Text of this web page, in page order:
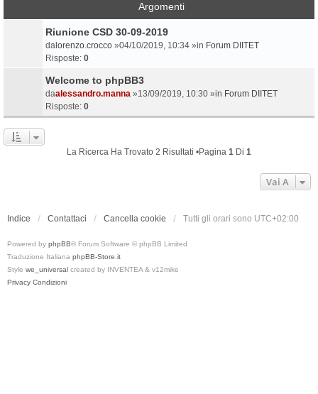
Argomenti
Riunione CSD 30-09-2019
da lorenzo.crocco »04/10/2019, 10:34 »in Forum DIITET
Risposte: 0
Welcome to phpBB3
daalessandro.manna »13/09/2019, 10:30 »in Forum DIITET
Risposte: 0
La Ricerca Ha Trovato 2 Risultati •Pagina 1 Di 1
Vai A
Indice Contattaci Cancella cookie Tutti gli orari sono UTC+02:00
Powered by phpBB® Forum Software © phpBB Limited
Traduzione Italiana phpBB-Store.it
Style we_universal created by INVENTEA & v12mike
Privacy Condizioni